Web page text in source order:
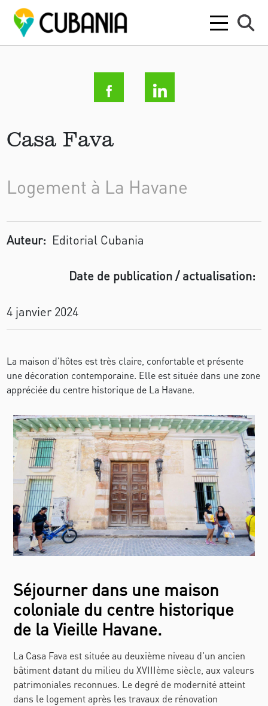
Casa Fava
Logement à La Havane
Auteur: Editorial Cubania
Date de publication / actualisation:
4 janvier 2024
La maison d'hôtes est très claire, confortable et présente
une décoration contemporaine. Elle est située dans une zone
appréciée du centre historique de La Havane.
Séjourner dans une maison
coloniale du centre historique
de la Vieille Havane.
La Casa Fava est située au deuxième niveau d'un ancien
bâtiment datant du milieu du XVIIIème siècle, aux valeurs
patrimoniales reconnues. Le degré de modernité atteint
dans le logement après les travaux de rénovation